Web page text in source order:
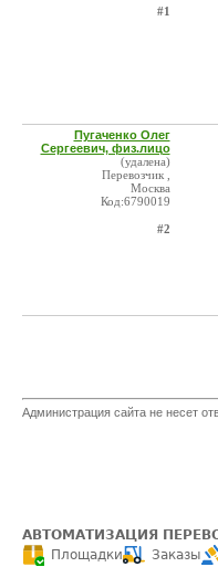
#1
Пугаченко Олег
Сергеевич, физ.лицо
(удалена)
Перевозчик ,
Москва
Код:6790019
#2
Администрация сайта не несет
АВТОМАТИЗАЦИЯ
Площадки
Заказы